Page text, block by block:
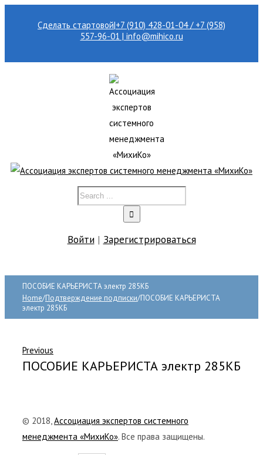
Сделать стартовой|+7 (910) 428-01-04 / +7 (958)
557-96-01 | info@mihico.ru
Войти| Зарегистрироваться
ПОСОБИЕ КАРЬЕРИСТА электр 285КБ
Home/Подтверждение подписки/ПОСОБИЕ КАРЬЕРИСТА
электр 285КБ
Previous
ПОСОБИЕ КАРЬЕРИСТА электр 285КБ
© 2018,Ассоциация экспертов системного
менеджмента «МихиКо». Все права защищены.